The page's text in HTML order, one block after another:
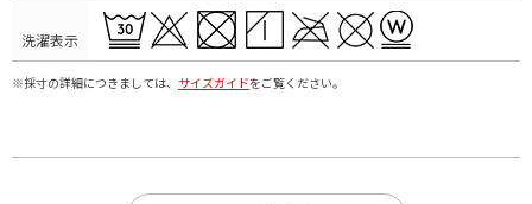
洗濯表示
※採寸の詳細につきましては、 サイズガイドをご覧ください。